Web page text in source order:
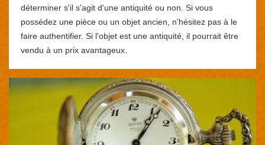
déterminer s'il s'agit d'une antiquité ou non. Si vous
possédez une pièce ou un objet ancien, n'hésitez pas à le
faire authentifier. Si l'objet est une antiquité, il pourrait être
vendu à un prix avantageux.